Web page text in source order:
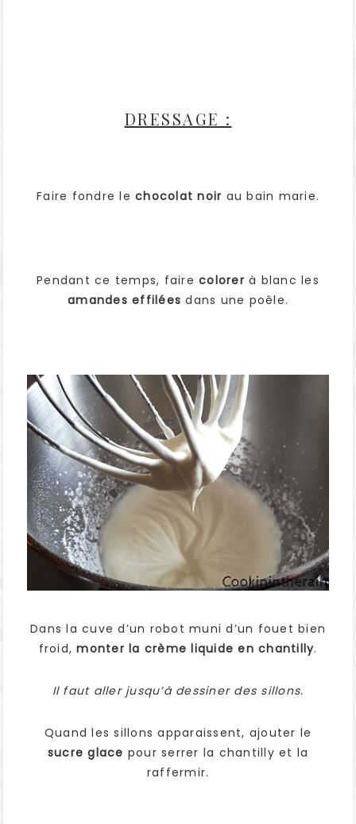
DRESSAGE :
Faire fondre le chocolat noir au bain marie.
Pendant ce temps, fairecolorer à blanc les
amandes effilées dans une poêle.
Dans la cuve d’un robot muni d’un fouet bien
froid,monter la crème liquide en chantilly.
Il faut aller jusqu’à dessiner des sillons.
Quand les sillons apparaissent, ajouter le
sucre glace pour serrer la chantilly et la
raffermir.